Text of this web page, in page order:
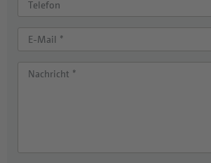
Telefon
E-Mail *
Nachricht *